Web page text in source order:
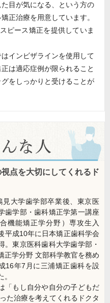
目が気になる、という方の
正治療を用意しています。
ピース矯正を提供していま
インビザラインを使用して
は適応症例が限られること
をしっかりと受けることが
点を大切にしてくれるド
見大学歯学部卒業後、東京医
歯学部・歯科矯正学第一講座
合機能矯正学分野）専攻生入
平成10年に日本矯正歯科学会
。東京医科歯科大学歯学部・
正学分野 文部科学教官を務め
16年7月に三浦矯正歯科を設
「もし自分や自分の子どもだ
た治療を考えてくれるドクタ